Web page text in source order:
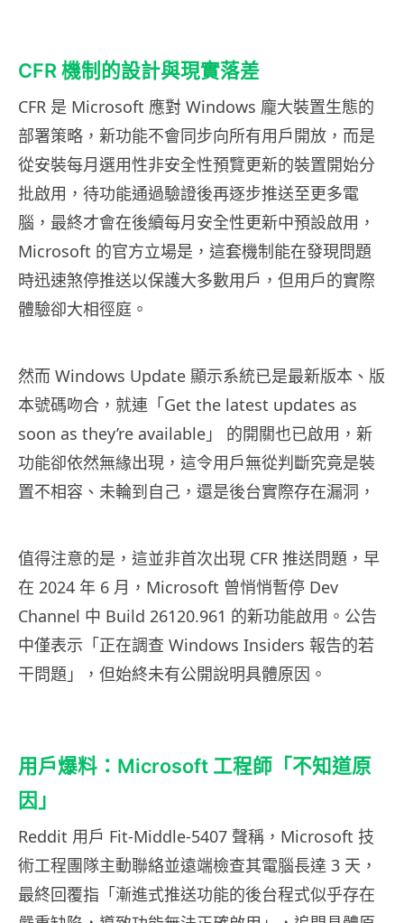
CFR 機制的設計與現實落差
CFR 是 Microsoft 應對 Windows 龐大裝置生態的
部署策略，新功能不會同步向所有用戶開放，而是
從安裝每月選用性非安全性預覽更新的裝置開始分
批啟用，待功能通過驗證後再逐步推送至更多電
腦，最終才會在後續每月安全性更新中預設啟用，
Microsoft 的官方立場是，這套機制能在發現問題
時迅速煞停推送以保護大多數用戶，但用戶的實際
體驗卻大相徑庭。
然而 Windows Update 顯示系統已是最新版本、版
本號碼吻合，就連「Get the latest updates as
soon as they’re available」 的開關也已啟用，新
功能卻依然無緣出現，這令用戶無從判斷究竟是裝
置不相容、未輪到自己，還是後台實際存在漏洞，
值得注意的是，這並非首次出現 CFR 推送問題，早
在 2024 年 6 月，Microsoft 曾悄悄暫停 Dev
Channel 中 Build 26120.961 的新功能啟用。公告
中僅表示「正在調查 Windows Insiders 報告的若
干問題」，但始終未有公開說明具體原因。
用戶爆料：Microsoft 工程師「不知道原
因」
Reddit 用戶 Fit-Middle-5407 聲稱，Microsoft 技
術工程團隊主動聯絡並遠端檢查其電腦長達 3 天，
最終回覆指「漸進式推送功能的後台程式似乎存在